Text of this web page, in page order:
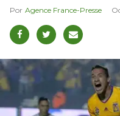
Agence France-Presse